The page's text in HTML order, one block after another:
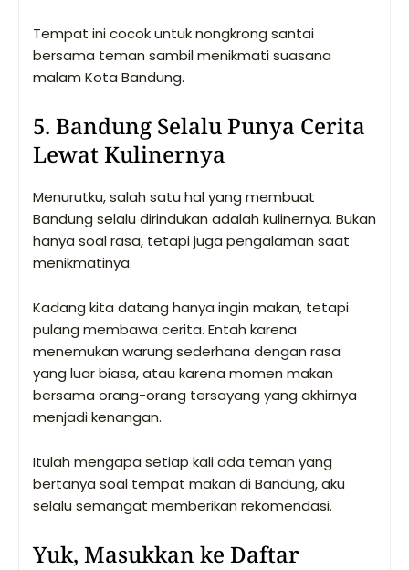
Tempat ini cocok untuk nongkrong santai
bersama teman sambil menikmati suasana
malam Kota Bandung.
5. Bandung Selalu Punya Cerita
Lewat Kulinernya
Menurutku, salah satu hal yang membuat
Bandung selalu dirindukan adalah kulinernya. Bukan
hanya soal rasa, tetapi juga pengalaman saat
menikmatinya.
Kadang kita datang hanya ingin makan, tetapi
pulang membawa cerita. Entah karena
menemukan warung sederhana dengan rasa
yang luar biasa, atau karena momen makan
bersama orang-orang tersayang yang akhirnya
menjadi kenangan.
Itulah mengapa setiap kali ada teman yang
bertanya soal tempat makan di Bandung, aku
selalu semangat memberikan rekomendasi.
Yuk, Masukkan ke Daftar